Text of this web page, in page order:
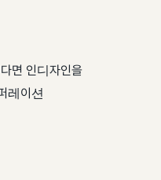
면 인디자인을
레이션